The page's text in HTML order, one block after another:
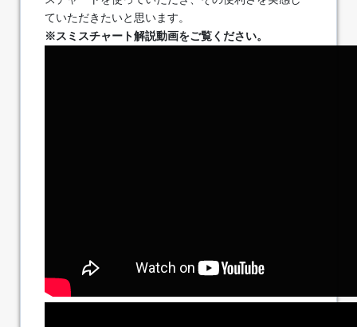
ていただきたいと思います。
※スミスチャート解説動画をご覧ください。